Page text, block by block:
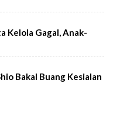
Kelola Gagal, Anak-
Bakal Buang Kesialan